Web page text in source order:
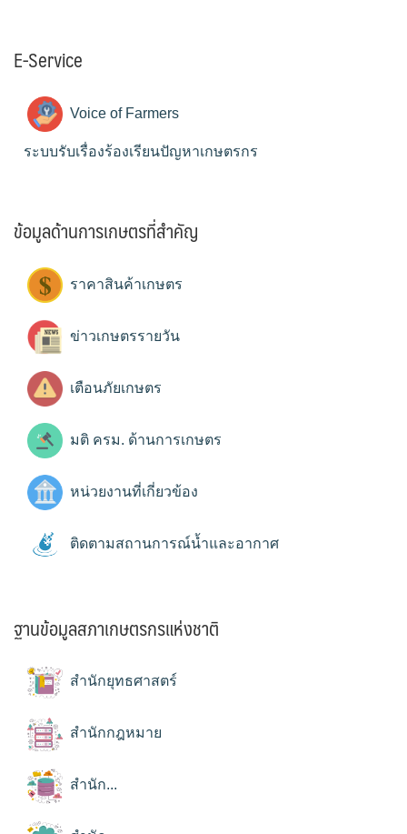
E-Service
Voice of Farmers
ระบบรับเรื่องร้องเรียนปัญหาเกษตรกร
ข้อมูลด้านการเกษตรที่สำคัญ
ราคาสินค้าเกษตร
ข่าวเกษตรรายวัน
เตือนภัยเกษตร
มติ ครม. ด้านการเกษตร
หน่วยงานที่เกี่ยวข้อง
ติดตามสถานการณ์น้ำและอากาศ
ฐานข้อมูลสภาเกษตรกรแห่งชาติ
สำนักยุทธศาสตร์
สำนักกฎหมาย
สำนัก...